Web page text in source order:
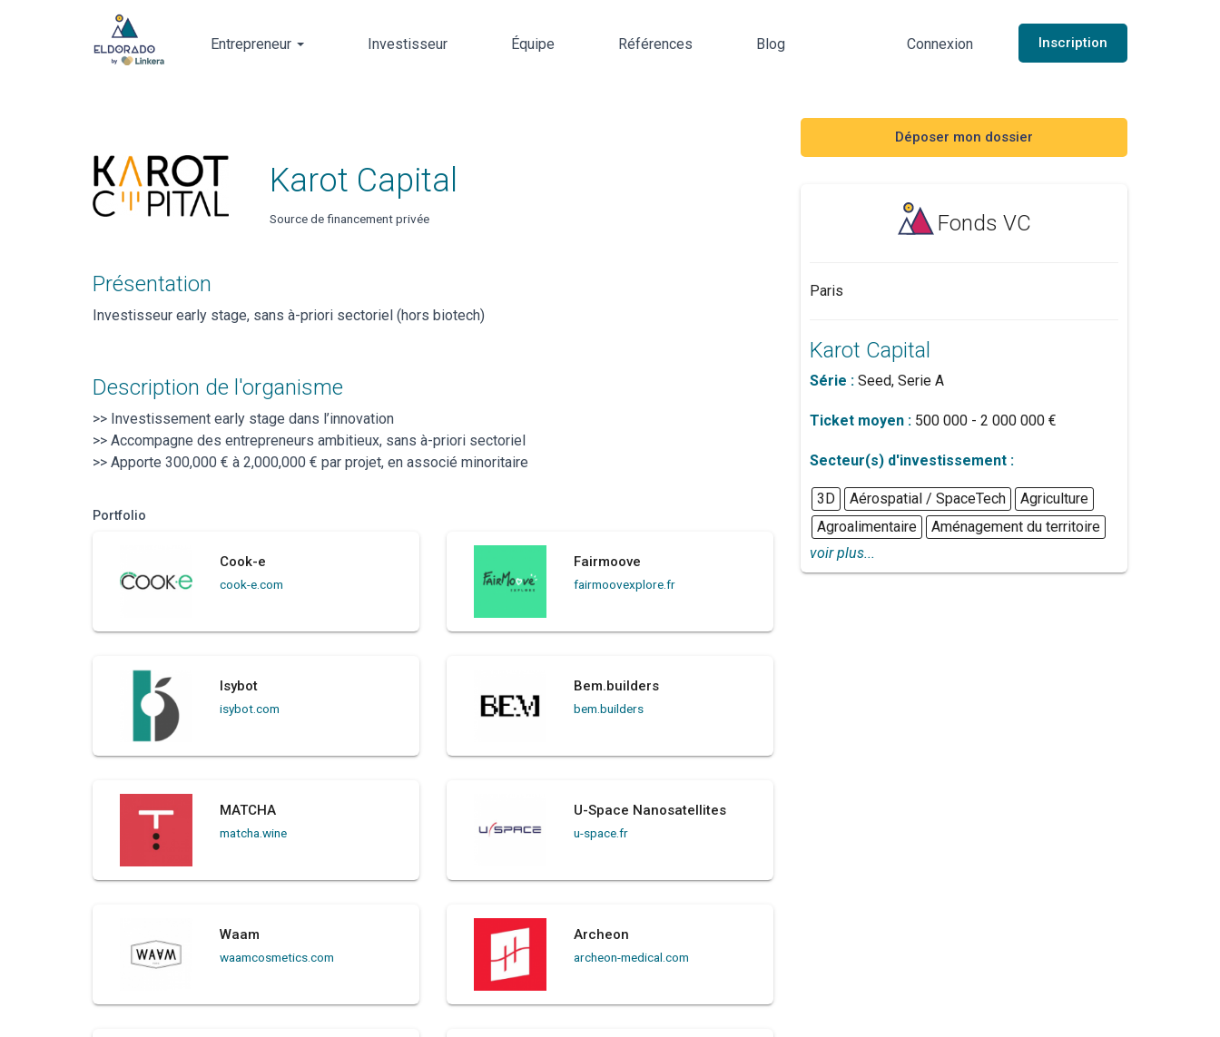
Entrepreneur Investisseur Équipe Références Blog Connexion Inscription
Karot Capital
Source de financement privée
Présentation
Investisseur early stage, sans à-priori sectoriel (hors biotech)
Description de l'organisme
>> Investissement early stage dans l’innovation
>> Accompagne des entrepreneurs ambitieux, sans à-priori sectoriel
>> Apporte 300,000 € à 2,000,000 € par projet, en associé minoritaire
Portfolio
Cook-e
cook-e.com
Fairmoove
fairmoovexplore.fr
Isybot
isybot.com
Bem.builders
bem.builders
MATCHA
matcha.wine
U-Space Nanosatellites
u-space.fr
Waam
waamcosmetics.com
Archeon
archeon-medical.com
Déposer mon dossier
Fonds VC
Paris
Karot Capital
Série : Seed, Serie A
Ticket moyen : 500 000 - 2 000 000 €
Secteur(s) d'investissement :
3D Aérospatial / SpaceTech
Agriculture
Agroalimentaire
Aménagement du territoire
voir plus...